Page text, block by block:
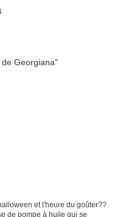
et l'heure du goûter??
de pompe à huile qui se